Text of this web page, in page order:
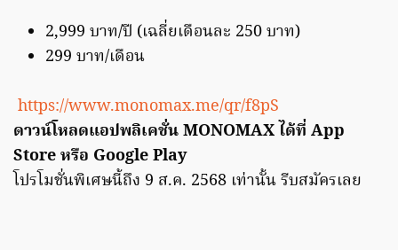
2,999 บาท/ปี (เฉลี่ยเดือนละ 250 บาท)
299 บาท/เดือน
https://www.monomax.me/qr/f8pS
ดาวน์โหลดแอปพลิเคชั่น MONOMAX ได้ที่ App
Store หรือ Google Play
โปรโมชั่นพิเศษนี้ถึง 9 ส.ค. 2568 เท่านั้น รีบสมัครเลย